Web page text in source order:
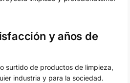
y años de
surtido de productos de limpieza,
industria y para la sociedad.